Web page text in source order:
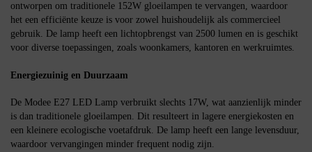
ontworpen om traditionele 152W gloeilampen te vervangen, waardoor
het een efficiënte keuze is voor zowel huishoudelijk als commercieel
gebruik. De lamp heeft een lichtopbrengst van 2500 lumen en is geschikt
voor diverse toepassingen, zoals woonkamers, kantoren en werkruimtes.
Energiezuinig en Duurzaam
De Modee E27 LED Lamp verbruikt slechts 17W, wat aanzienlijk minder
is dan traditionele gloeilampen. Dit resulteert in lagere energiekosten en
een kleinere ecologische voetafdruk. De lamp heeft een lange levensduur,
waardoor vervangingen minder frequent nodig zijn.